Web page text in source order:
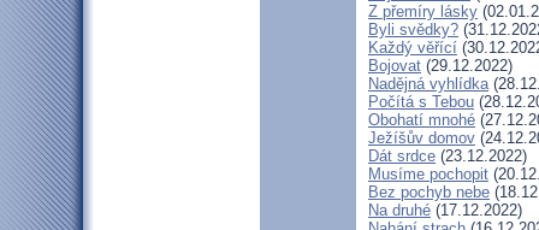
Z přemíry lásky
Byli svědky?
Každý věřící
Bojovat (29.12.2022)
Nadějná vyhlídka
Počítá s Tebou
Obohatí mnohé
Ježíšův domov
Dát srdce (23.12.2022)
Musíme pochopit
Bez pochyb nebe
Na druhé (17.12.2022)